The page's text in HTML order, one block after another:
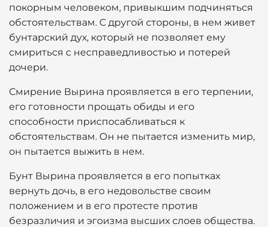
покорным человеком, привыкшим подчиняться
обстоятельствам. С другой стороны, в нем живет
бунтарский дух, который не позволяет ему
смириться с несправедливостью и потерей
дочери.
Смирение Вырина проявляется в его терпении,
его готовности прощать обиды и его
способности приспосабливаться к
обстоятельствам. Он не пытается изменить мир,
он пытается выжить в нем.
Бунт Вырина проявляется в его попытках
вернуть дочь, в его недовольстве своим
положением и в его протесте против
безразличия и эгоизма высших слоев общества.